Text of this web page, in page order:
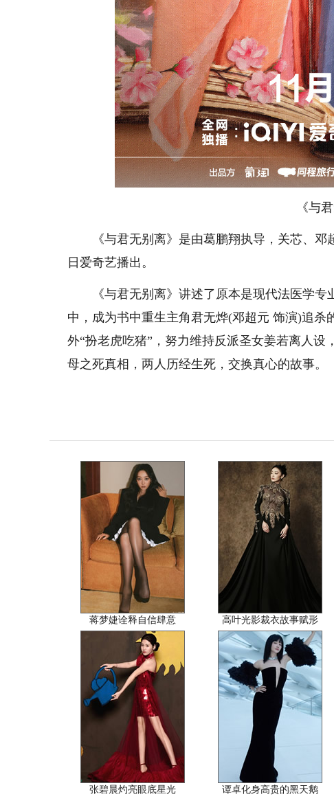
《与
《与君无别离》是由葛鹏翔执导，关芯、邓
日爱奇艺播出。
《与君无别离》讲述了原本是现代法医学专
中，成为书中重生主角君无烨(邓超元 饰演)追杀
外“扮老虎吃猪”，努力维持反派圣女姜若离人
母之死真相，两人历经生死，交换真心的故事。
蒋梦婕诠释自信肆意 高叶光影裁衣故事赋形
张碧晨灼亮眼底星光 谭卓化身高贵的黑天鹅